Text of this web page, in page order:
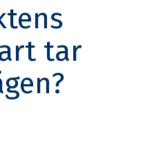
tar